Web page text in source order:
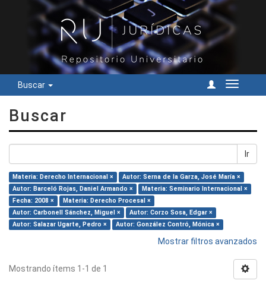
Buscar
Cambiar
Buscar
Ir
Materia: Derecho Internacional ×
Autor: Serna de la Garza, José María ×
Autor: Barceló Rojas, Daniel Armando ×
Materia: Seminario Internacional ×
Fecha: 2008 ×
Materia: Derecho Procesal ×
Autor: Carbonell Sánchez, Miguel ×
Autor: Corzo Sosa, Edgar ×
Autor: Salazar Ugarte, Pedro ×
Autor: González Contró, Mónica ×
Mostrar filtros avanzados
Mostrando ítems 1-1 de 1